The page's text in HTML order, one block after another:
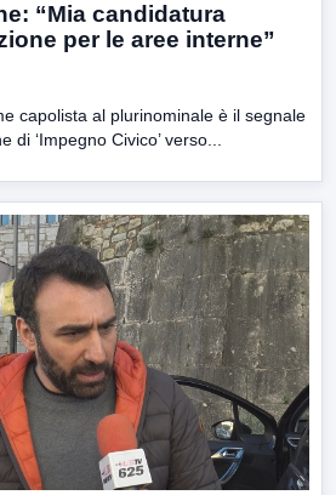
“Mia candidatura
per le aree interne”
capolista al plurinominale è il segnale
‘Impegno Civico’ verso...